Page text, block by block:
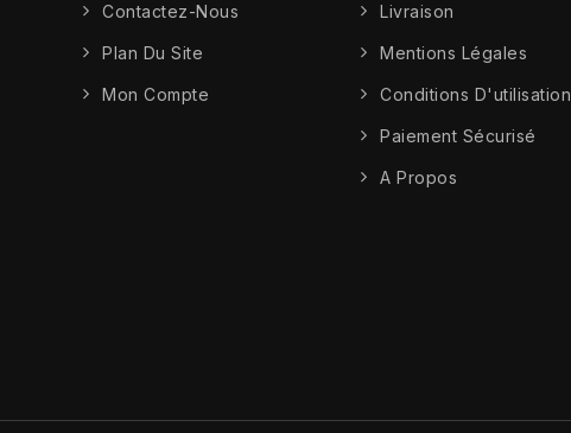
Contactez-Nous
Plan Du Site
Mon Compte
Livraison
Mentions Légales
Conditions D'utilisation
Paiement Sécurisé
A Propos